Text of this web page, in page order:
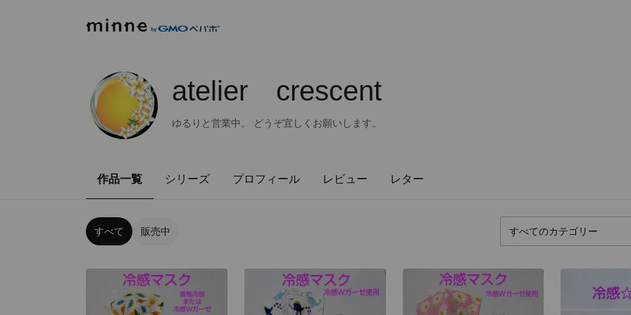
atelier crescent
ゆるりと営業中。 どうぞ宜しくお願いします。
作品一覧 シリーズ プロフィール レビュー レター
すべて 販売中